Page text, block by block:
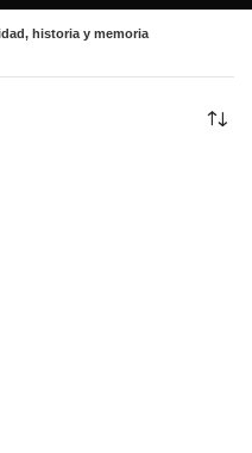
historia y memoria